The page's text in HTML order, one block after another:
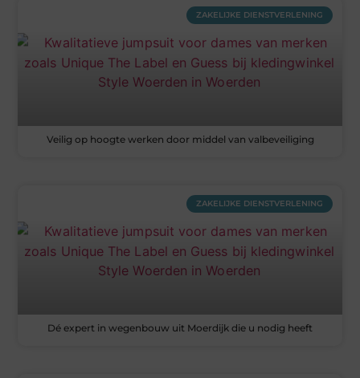
ZAKELIJKE DIENSTVERLENING
Veilig op hoogte werken door middel van valbeveiliging
ZAKELIJKE DIENSTVERLENING
Dé expert in wegenbouw uit Moerdijk die u nodig heeft